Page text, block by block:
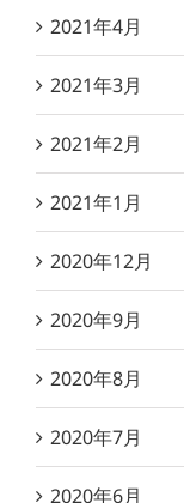
2021年4月
2021年3月
2021年2月
2021年1月
2020年12月
2020年9月
2020年8月
2020年7月
2020年6月